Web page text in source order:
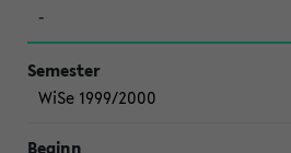
-
WiSe 1999/2000